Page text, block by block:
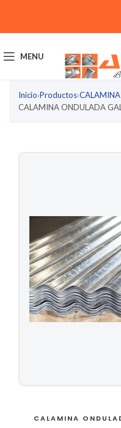
MENU
Inicio›Productos›
CALAMINA ONDULADA
CALAMINA